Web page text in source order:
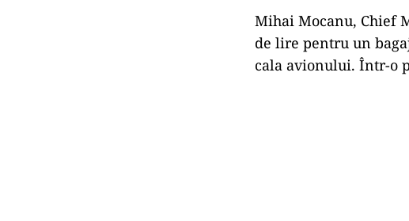
Mihai Mocanu, Chief
de lire pentru un
cala avionului. Într-o